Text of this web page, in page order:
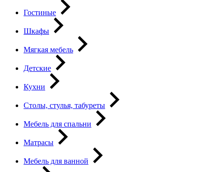
Гостиные
Шкафы
Мягкая мебель
Детские
Кухни
Столы, стулья, табуреты
Мебель для спальни
Матрасы
Мебель для ванной